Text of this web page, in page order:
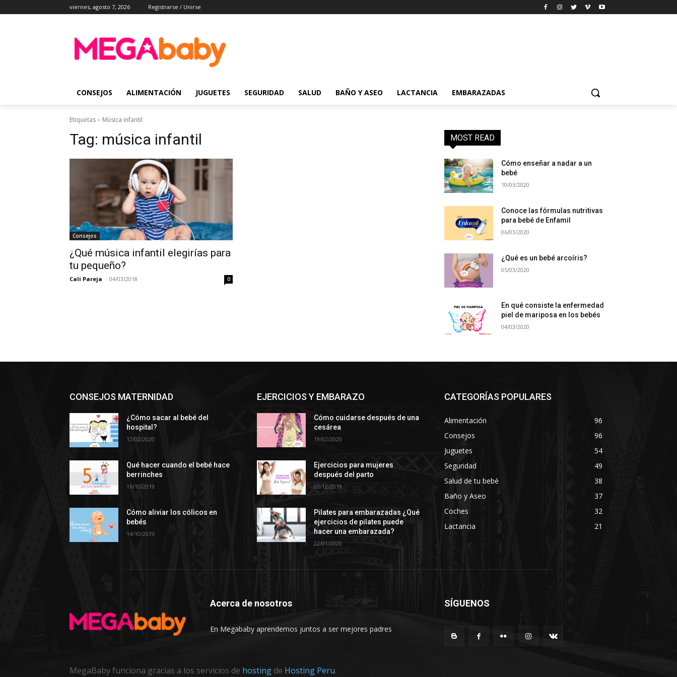
viernes, agosto 7, 2026 Registrarse / Unirse
CONSEJOS ALIMENTACIÓN JUGUETES SEGURIDAD SALUD BAÑO Y ASEO LACTANCIA EMBARAZADAS
Etiquetas Música infantil
Tag: música infantil
Consejos
¿Qué música infantil elegirías para
tu pequeño?
Cali Pareja - 04/03/2018 0
MOST READ
Cómo enseñar a nadar a un
bebé
10/03/2020
Conoce las fórmulas nutritivas
para bebé de Enfamil
06/03/2020
¿Qué es un bebé arcoíris?
05/03/2020
En qué consiste la enfermedad
piel de mariposa en los bebés
04/03/2020
CONSEJOS MATERNIDAD
¿Cómo sacar al bebé del
hospital?
12/02/2020
Qué hacer cuando el bebé hace
berrinches
16/10/2019
Cómo aliviar los cólicos en
bebés
14/10/2019
EJERCICIOS Y EMBARAZO
Cómo cuidarse después de una
cesárea
19/02/2020
Ejercicios para mujeres
después del parto
03/12/2019
Pilates para embarazadas ¿Qué
ejercicios de pilates puede
hacer una embarazada?
22/01/2020
CATEGORÍAS POPULARES
Alimentación
96
Consejos
96
Juguetes
54
Seguridad
49
Salud de tu bebé
38
Baño y Aseo
37
Coches
32
Lactancia
21
Acerca de nosotros
En Megababy aprendemos juntos a ser mejores padres
SÍGUENOS
MegaBaby funciona gracias a los servicios de hosting de Hosting Peru.